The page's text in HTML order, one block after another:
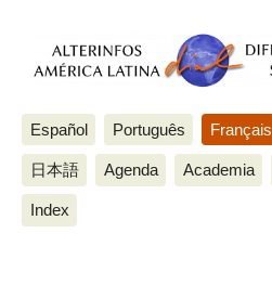
Español Português Français
日本語 Agenda Academia
Index